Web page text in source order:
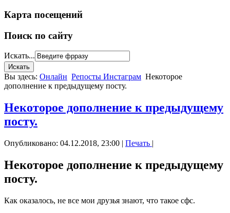
Карта посещений
Поиск по сайту
Искать...
Вы здесь: Онлайн Репосты Инстаграм Некоторое
дополнение к предыдущему посту.
Некоторое дополнение к предыдущему
посту.
Опубликовано: 04.12.2018, 23:00 | Печать |
Некоторое дополнение к предыдущему
посту.
Как оказалось, не все мои друзья знают, что такое сфс.